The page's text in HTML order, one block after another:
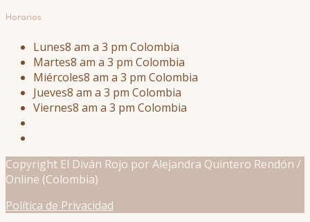
Horarios
Lunes8 am a 3 pm Colombia
Martes8 am a 3 pm Colombia
Miércoles8 am a 3 pm Colombia
Jueves8 am a 3 pm Colombia
Viernes8 am a 3 pm Colombia
Copyright El Diván Rojo por Alejandra Quintero Rendón /
Online (Colombia)
Política de Privacidad